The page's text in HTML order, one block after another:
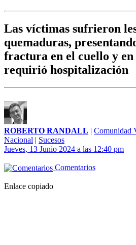
Las víctimas sufrieron
quemaduras,
fractura en el cuello y
requirió hospitalización
ROBERTO RANDALL | Comunidad
Nacional | Sucesos
Jueves, 13 Junio 2024 a las 12:40 pm
Comentarios
Enlace copiado